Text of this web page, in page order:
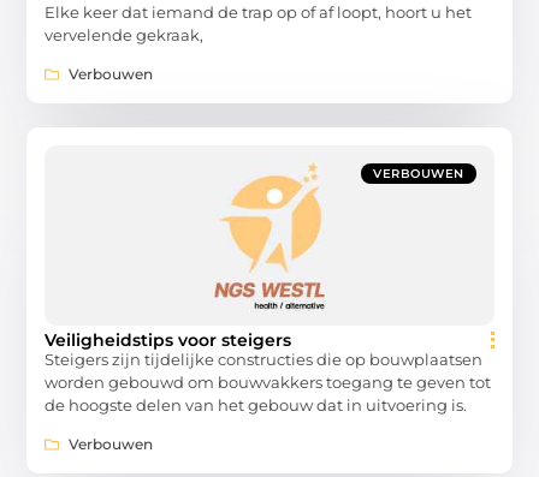
Elke keer dat iemand de trap op of af loopt, hoort u het
vervelende gekraak,
Verbouwen
VERBOUWEN
Veiligheidstips voor steigers
Steigers zijn tijdelijke constructies die op bouwplaatsen
worden gebouwd om bouwvakkers toegang te geven tot
de hoogste delen van het gebouw dat in uitvoering is.
Verbouwen